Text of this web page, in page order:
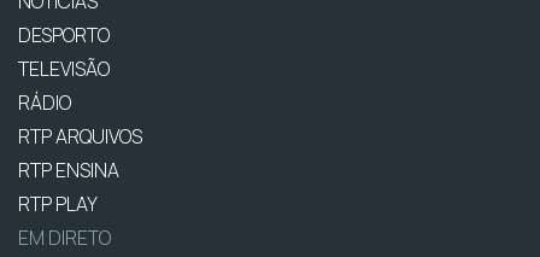
DESPORTO
TELEVISÃO
RÁDIO
RTP ARQUIVOS
RTP ENSINA
RTP PLAY
EM DIRETO